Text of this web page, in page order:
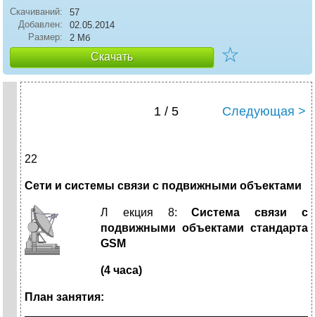
Скачиваний:
57
Добавлен:
02.05.2014
Размер:
2 Мб
Скачать ☆
1 / 5 Следующая >
22
Сети и системы связи с подвижными объектами
Л екция 8:Система связи с
подвижными объектами стандарта
GSM
(4 часа)
План занятия: